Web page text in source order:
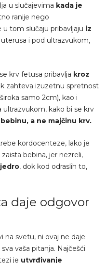
u slučajevima kada je
ranije nego
tom slučaju pribavljaju iz
i pod ultrazvukom,
krv fetusa pribavlja kroz
zahteva izuzetnu spretnost
samo 2cm), kao i
ultrazvukom, kako bi se krv
a ne majčinu krv.
kordocenteze, lako je
bebina, jer nezreli,
, dok kod odraslih to,
daje odgovor
na svetu, ni ovaj ne daje
vaša pitanja. Najčešći
je utvrđivanje